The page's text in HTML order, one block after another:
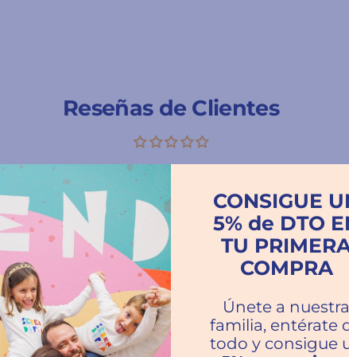
Reseñas de Clientes
CONSIGUE
5% de DTO
TU
COMPRA
Únete a nuestra
familia, entérate
todo y consigue